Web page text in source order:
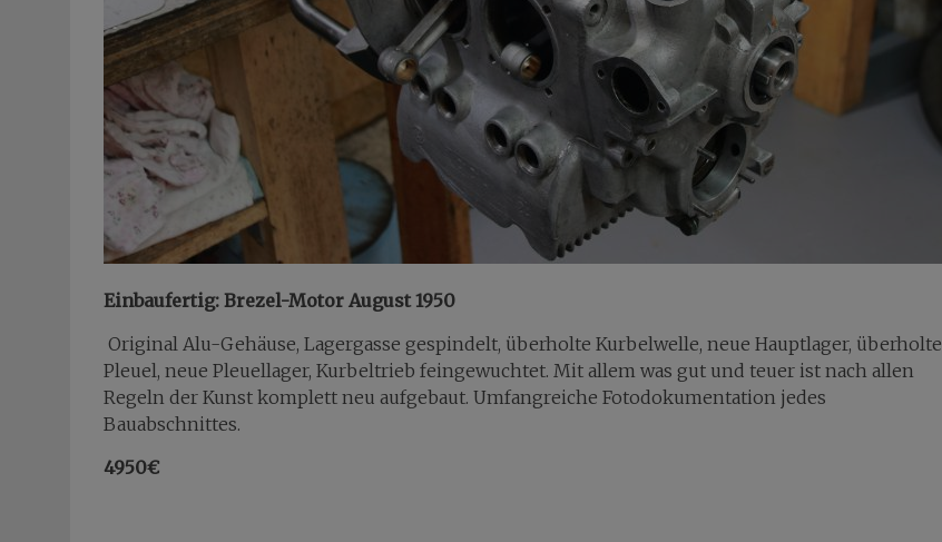
Einbaufertig: Brezel-Motor August 1950
Original Alu-Gehäuse, Lagergasse gespindelt, überholte Kurbelwelle, neue Hauptlager, überholte
Pleuel, neue Pleuellager, Kurbeltrieb feingewuchtet. Mit allem was gut und teuer ist nach allen
Regeln der Kunst komplett neu aufgebaut. Umfangreiche Fotodokumentation jedes
Bauabschnittes.
4950€